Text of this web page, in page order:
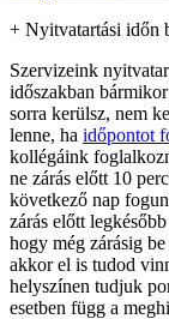
+ Nyitvatartási időn
Szervizeink
időszakban
sorra kerülsz, nem
lenne, ha időpontot
kollégáink
ne zárás előtt 10
következő nap
zárás előtt
hogy még zárásig
akkor el is tudod
helyszínen tudjuk
esetben függ a